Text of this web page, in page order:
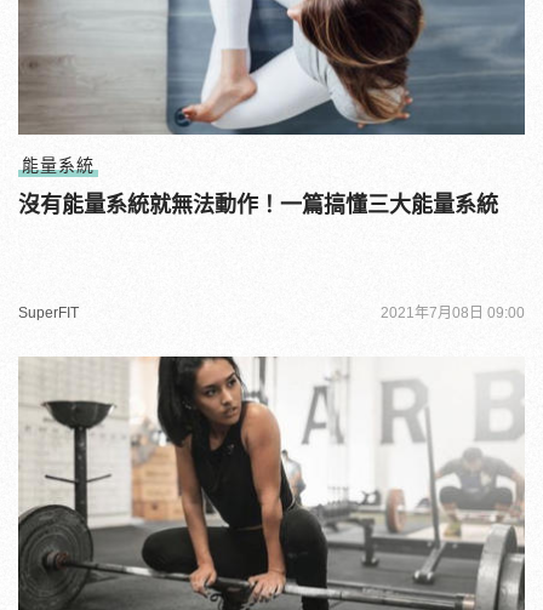
能量系統
沒有能量系統就無法動作！一篇搞懂三大能量系統
SuperFIT 2021年7月08日 09:00